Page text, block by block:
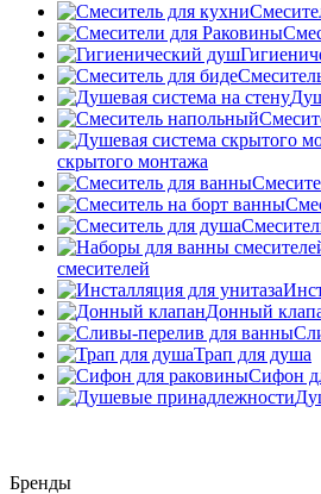
скрытого монтажа
смесителей
Донный
Трап для душа
Сифон
Бренды